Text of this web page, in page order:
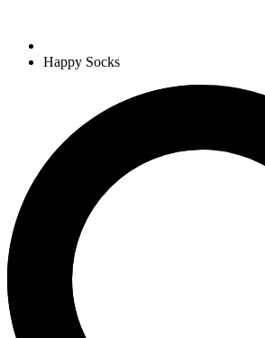
Happy Socks